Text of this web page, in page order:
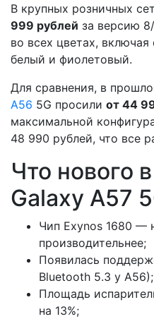
В крупных розничных
999 рублей за версию
во всех цветах,
белый и фиолетовый.
Для сравнения, в
A56 5G просили от 44
максимальной
48 990 рублей, что все
Что нового
Galaxy A57
Чип Exynos 1680 —
производительнее;
Появилась
Bluetooth 5.3 у A56);
Площадь
на 13%;